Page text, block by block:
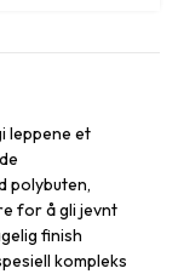
leppene et
polybuten,
for å gli jevnt
finish
kompleks